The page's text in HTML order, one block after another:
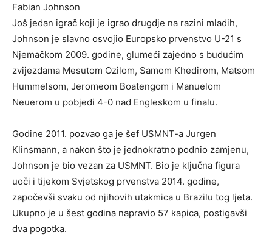
Fabian Johnson
Još jedan igrač koji je igrao drugdje na razini mladih,
Johnson je slavno osvojio Europsko prvenstvo U-21 s
Njemačkom 2009. godine, glumeći zajedno s budućim
zvijezdama Mesutom Ozilom, Samom Khedirom, Matsom
Hummelsom, Jeromeom Boatengom i Manuelom
Neuerom u pobjedi 4-0 nad Engleskom u finalu.
Godine 2011. pozvao ga je šef USMNT-a Jurgen
Klinsmann, a nakon što je jednokratno podnio zamjenu,
Johnson je bio vezan za USMNT. Bio je ključna figura
uoči i tijekom Svjetskog prvenstva 2014. godine,
započevši svaku od njihovih utakmica u Brazilu tog ljeta.
Ukupno je u šest godina napravio 57 kapica, postigavši
dva pogotka.